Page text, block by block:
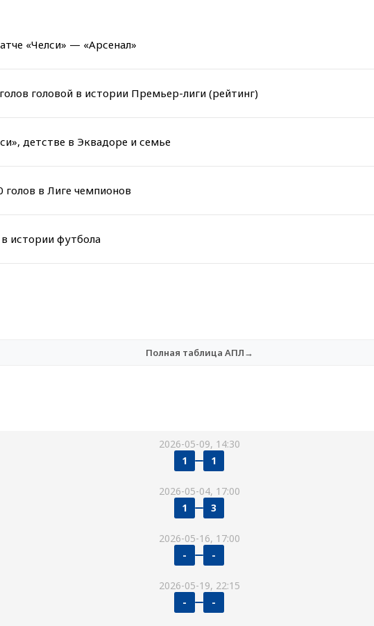
«Челси» — «Арсенал»
головой в истории Премьер-лиги (рейтинг)
детстве в Эквадоре и семье
в Лиге чемпионов
истории футбола
Полная таблица АПЛ→
2026-05-09, 14:30
1 1
2026-05-04, 17:00
1 3
2026-05-16, 17:00
- -
2026-05-19, 22:15
- -